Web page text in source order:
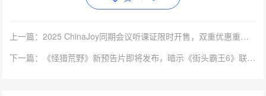
上一篇：2025 ChinaJoy同期会议听课证限时开售，双重优惠重磅开启！
下一篇：《怪猎荒野》新预告片即将发布，暗示《街头霸王6》联动内容